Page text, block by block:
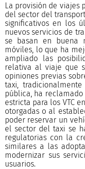
La provisión de viajes
del sector del
significativos en los
nuevos servicios de
se basan en buena
móviles, lo que ha
ampliado las
relativa al viaje que
opiniones previas
taxi,
pública, ha
estricta para los VTC
otorgadas o al
poder reservar un
el sector del taxi se
regulatorias con la
similares a las
modernizar sus
usuarios.